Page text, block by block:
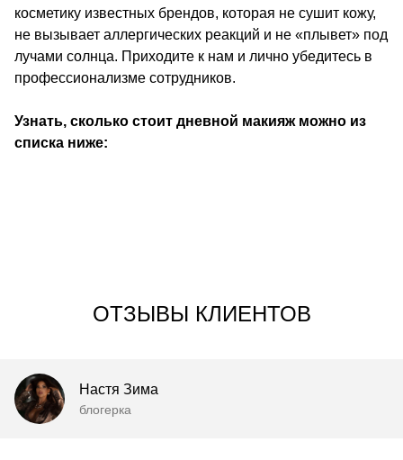
косметику известных брендов, которая не сушит кожу,
не вызывает аллергических реакций и не «плывет» под
лучами солнца. Приходите к нам и лично убедитесь в
профессионализме сотрудников.
Узнать, сколько стоит дневной макияж можно из
списка ниже:
ОТЗЫВЫ КЛИЕНТОВ
Настя Зима
блогерка